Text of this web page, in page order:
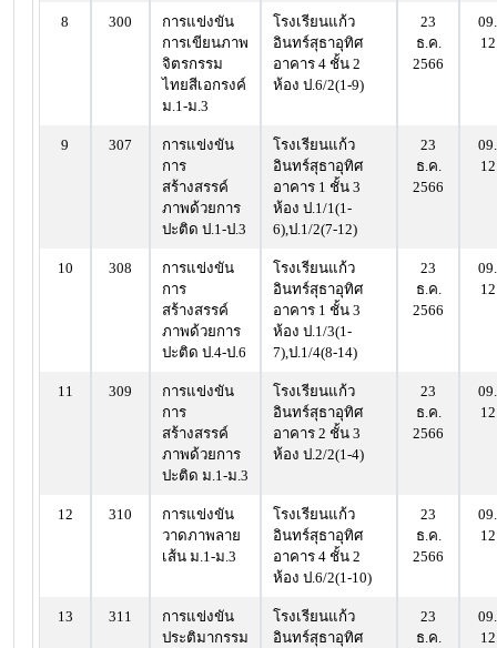
8 300
การแข่งขัน
การเขียนภาพ
จิตรกรรม
ไทยสีเอกรงค์
ม.1-ม.3
โรงเรียนแก้ว
อินทร์สุธาอุทิศ
อาคาร 4 ชั้น 2
ห้อง ป.6/2(1-9)
23
ธ.ค.
2566
9 307
การแข่งขัน
การ
สร้างสรรค์
ภาพด้วยการ
ปะติด ป.1-ป.3
โรงเรียนแก้ว
อินทร์สุธาอุทิศ
อาคาร 1 ชั้น 3
ห้อง ป.1/1(1-
6),ป.1/2(7-12)
23
ธ.ค.
2566
10 308
การแข่งขัน
การ
สร้างสรรค์
ภาพด้วยการ
ปะติด ป.4-ป.6
โรงเรียนแก้ว
อินทร์สุธาอุทิศ
อาคาร 1 ชั้น 3
ห้อง ป.1/3(1-
7),ป.1/4(8-14)
23
ธ.ค.
2566
11 309
การแข่งขัน
การ
สร้างสรรค์
ภาพด้วยการ
ปะติด ม.1-ม.3
โรงเรียนแก้ว
อินทร์สุธาอุทิศ
อาคาร 2 ชั้น 3
ห้อง ป.2/2(1-4)
23
ธ.ค.
2566
12 310
การแข่งขัน
วาดภาพลาย
เส้น ม.1-ม.3
โรงเรียนแก้ว
อินทร์สุธาอุทิศ
อาคาร 4 ชั้น 2
ห้อง ป.6/2(1-10)
23
ธ.ค.
2566
13 311
การแข่งขัน
ประติมากรรม
โรงเรียนแก้ว
อินทร์สุธาอุทิศ
23
ธ.ค.